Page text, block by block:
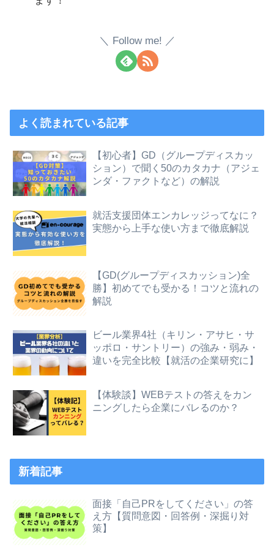
Follow me!
よく読まれている記事
【初心者】GD（グループディスカッ
ション）で聞く50のカタカナ（アジェ
ンダ・ファクトなど）の解説
就活支援団体エンカレッジってなに？
実態から上手な使い方まで徹底解説
【GD(グループディスカッション)全
勝】初めてでも受かる！コツと流れの
解説
ビール業界4社（キリン・アサヒ・サ
ッポロ・サントリー）の強み・弱み・
違いを完全比較【就活の企業研究に】
【体験談】WEBテストの答えをカン
ニングしたら企業にバレるのか？
新着記事
面接「自己PRをしてください」の答
え方【質問意図・回答例・深掘り対
策】